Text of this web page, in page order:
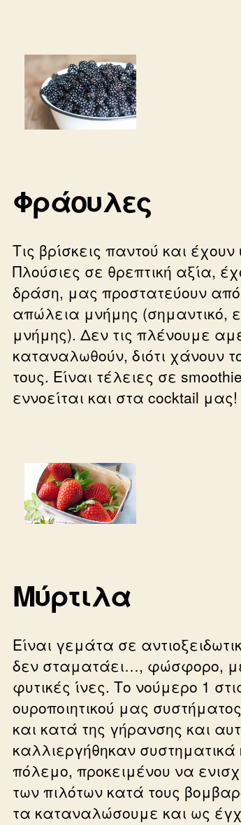
Φράουλες
Τις βρίσκεις παντού και
Πλούσιες σε θρεπτική αξία,
δράση, μας προστατεύουν από
απώλεια μνήμης (σημαντικό,
μνήμης). Δεν τις πλένουμε
καταναλωθούν, διότι χάνουν
τους. Είναι τέλειες σε
εννοείται και στα cocktail μας!
Μύρτιλα
Είναι γεμάτα σε
δεν σταματάει…, φώσφορο,
φυτικές ίνες. Το νούμερο 1
ουροποιητικού μας
και κατά της γήρανσης και
καλλιεργήθηκαν
πόλεμο, προκειμένου να
των πιλότων κατά τους
τα καταναλώσουμε και ως